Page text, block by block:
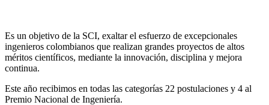
Es un objetivo de la SCI, exaltar el esfuerzo de excepcionales
ingenieros colombianos que realizan grandes proyectos de altos
méritos científicos, mediante la innovación, disciplina y mejora
continua.
Este año recibimos en todas las categorías 22 postulaciones y 4 al
Premio Nacional de Ingeniería.